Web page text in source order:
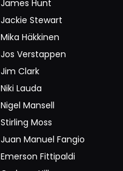
en dat ze dan af en toe
gehouden....Huimilton is
James Hunt
Jackie Stewart
Mika Häkkinen
Jos Verstappen
Jim Clark
Niki Lauda
Nigel Mansell
Stirling Moss
Juan Manuel Fangio
Emerson Fittipaldi